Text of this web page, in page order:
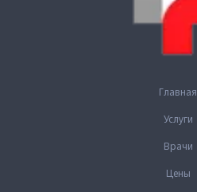
Главная
Услуги
Врачи
Цены